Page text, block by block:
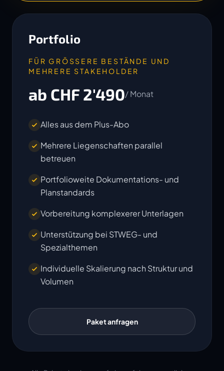
Portfolio
FÜR GRÖSSERE BESTÄNDE UND
MEHRERE STAKEHOLDER
ab CHF 2'490/ Monat
Alles aus dem Plus-Abo
Mehrere Liegenschaften parallel
betreuen
Portfolioweite Dokumentations- und
Planstandards
Vorbereitung komplexerer Unterlagen
Unterstützung bei STWEG- und
Spezialthemen
Individuelle Skalierung nach Struktur und
Volumen
Paket anfragen